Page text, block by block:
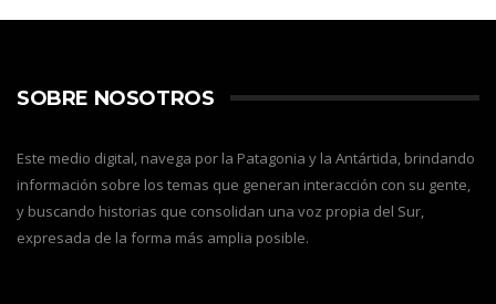
SOBRE NOSOTROS
Este medio digital, navega por la Patagonia y la Antártida, brindando
información sobre los temas que generan interacción con su gente,
y buscando historias que consolidan una voz propia del Sur,
expresada de la forma más amplia posible.